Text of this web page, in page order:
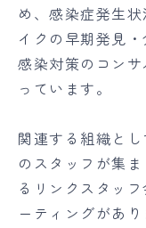
め、感染症発生
イクの早期発見
感染対策のコン
っています。
関連する組織と
のスタッフが集
るリンクスタッ
ーティングがあり